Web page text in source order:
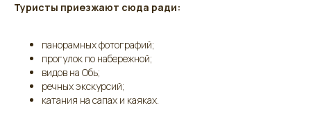
Туристы приезжают сюда ради:
панорамных фотографий;
прогулок по набережной;
видов на Обь;
речных экскурсий;
катания на сапах и каяках.